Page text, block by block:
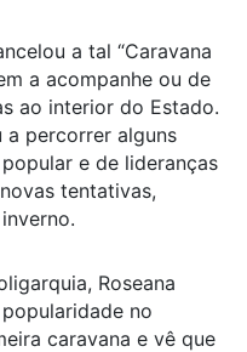
a tal “Caravana
a acompanhe ou de
ao interior do Estado.
a percorrer alguns
e de lideranças
tentativas,
Roseana
no
caravana e vê que